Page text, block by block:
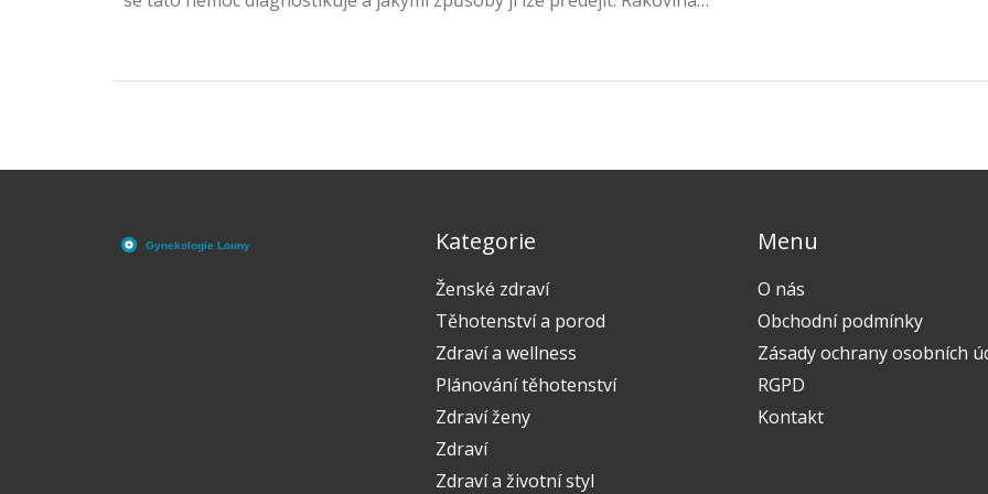
Kategorie
Ženské zdraví
Těhotenství a porod
Zdraví a wellness
Plánování těhotenství
Zdraví ženy
Zdraví
Zdraví a životní styl
Menu
O nás
Obchodní podmínky
Zásady ochrany osobních
RGPD
Kontakt